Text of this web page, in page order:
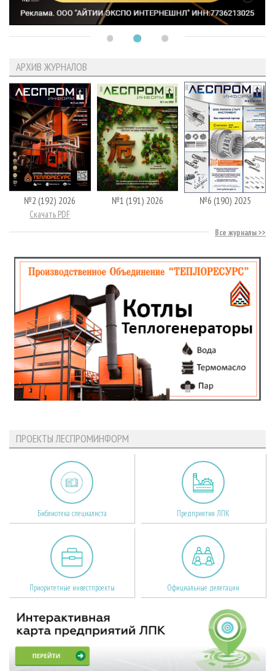
АРХИВ ЖУРНАЛОВ
№2 (192) 2026
Скачать PDF
№1 (191) 2026 №6 (190) 2025
Все журналы
ПРОЕКТЫ ЛЕСПРОМИНФОРМ
Библиотека специалиста Предприятия ЛПК
Приоритетные инвестпроекты Официальные делегации